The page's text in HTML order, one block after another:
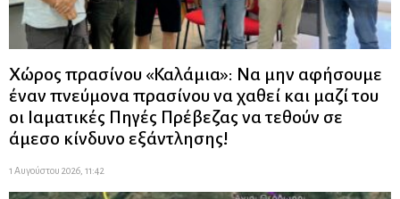
Χώρος πρασίνου «Καλάμια»: Να μην αφήσουμε
έναν πνεύμονα πρασίνου να χαθεί και μαζί του
οι Ιαματικές Πηγές Πρέβεζας να τεθούν σε
άμεσο κίνδυνο εξάντλησης!
1 Αυγούστου 2026, 11:42